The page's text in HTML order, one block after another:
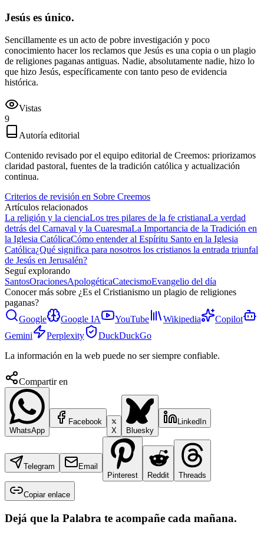
Jesús es único.
Sencillamente es un acto de pobre investigación y poco
conocimiento hacer los reclamos que Jesús es una copia o un plagio
de religiones paganas antiguas. Nadie, absolutamente nadie, hizo lo
que hizo Jesús, específicamente con tanto peso de evidencia
histórica.
Vistas
9
Autoría editorial
Contenido revisado por el equipo editorial de Creemos: priorizamos
claridad pastoral, fuentes de la tradición católica y actualización
continua.
Criterios de revisión en Sobre Creemos
Artículos relacionados
La religión y la cienciaLos tres pilares de la fe cristianaLa verdad
detrás del Carnaval y la CuaresmaLa Importancia de la Tradición en
la Iglesia CatólicaCómo entender al Espíritu Santo en la Iglesia
Católica¿Qué significa para nosotros los cristianos la entrada triunfal
de Jesús en Jerusalén?
Seguí explorando
SantosOracionesApologéticaCatecismoEvangelio del día
Conocer más sobre ¿Es el Cristianismo un plagio de religiones
paganas?
Google
Google IA YouTube Wikipedia
Copilot
Gemini
Perplexity
DuckDuckGo
La información en la web puede no ser siempre confiable.
Compartir en
WhatsApp
Facebook
X
Bluesky
LinkedIn
Telegram
Email
Pinterest
Reddit Threads
Copiar enlace
Dejá que la Palabra te acompañe cada mañana.